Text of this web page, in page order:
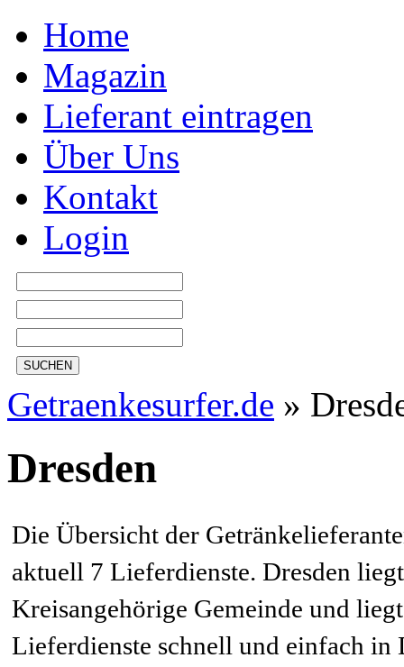
Home
Magazin
Lieferant eintragen
Über Uns
Kontakt
Login
SUCHEN
Getraenkesurfer.de »
Dresden
Die Übersicht der
aktuell 7 Lieferdienste. Dresden
Kreisangehörige Gemeinde und
Lieferdienste schnell und einfach